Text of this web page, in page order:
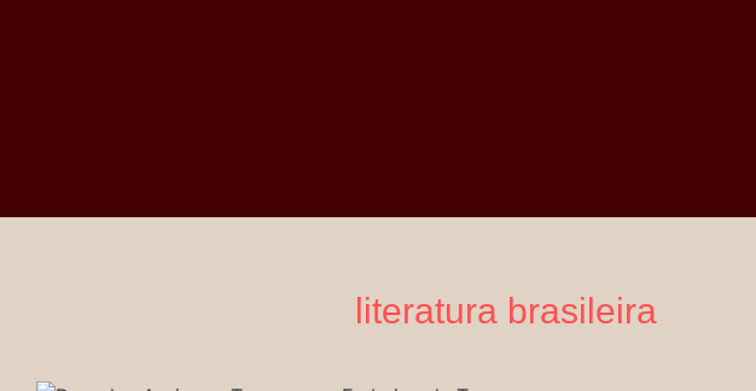
literatura brasileira